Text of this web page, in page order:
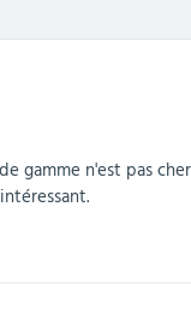
gamme n'est pas